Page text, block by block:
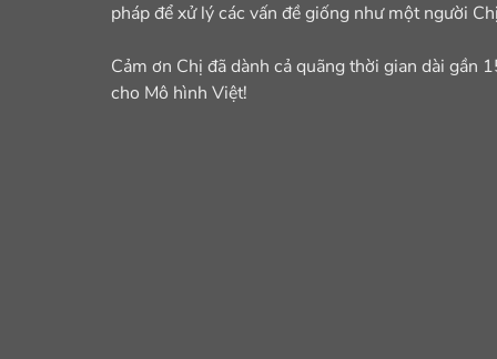
pháp để xử lý các vấn đề giống như một người
Cảm ơn Chị đã dành cả quãng thời gian dài gần
cho Mô hình Việt!